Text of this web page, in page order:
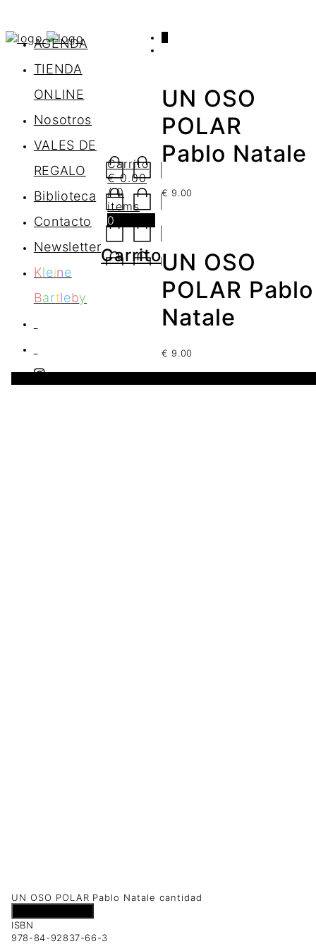
AGENDA
TIENDA
ONLINE
Nosotros
VALES DE
REGALO
Biblioteca
Contacto
Newsletter
Kleine
Bartleby
Carrito
€0.00
/ 0
items
0
Carrito
UN OSO
POLAR
Pablo Natale
€ 9.00
UN OSO
POLAR Pablo
Natale
€ 9.00
UN OSO POLAR Pablo Natale cantidad
ISBN
978-84-92837-66-3